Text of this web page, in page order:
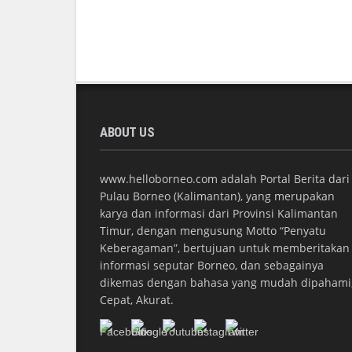
ABOUT US
www.helloborneo.com adalah Portal Berita dari
Pulau Borneo (Kalimantan), yang merupakan
karya dan informasi dari Provinsi Kalimantan
Timur, dengan mengusung Motto “Penyatu
Keberagaman”, bertujuan untuk memberitakan
informasi seputar Borneo, dan sebagainya
dikemas dengan bahasa yang mudah
Cepat, Akurat.